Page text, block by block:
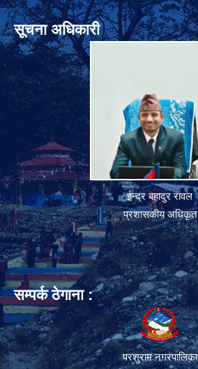
सूचना अधिकारी
ईन्द्र बहादुर रावल
प्रशासकीय अधिकृत
सम्पर्क ठेगाना :
परशुराम नगरपालिका